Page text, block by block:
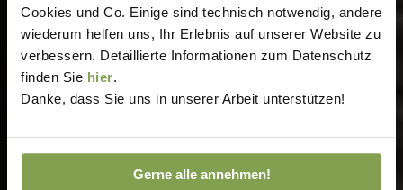
Cookies und Co. Einige sind technisch notwendig, andere
wiederum helfen uns, Ihr Erlebnis auf unserer Website zu
verbessern. Detaillierte Informationen zum Datenschutz
finden Sie hier.
Danke, dass Sie uns in unserer Arbeit unterstützen!
Gerne alle annehmen!